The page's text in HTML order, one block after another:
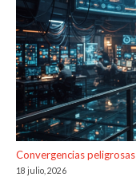
Convergencias peligrosas
18 julio, 2026